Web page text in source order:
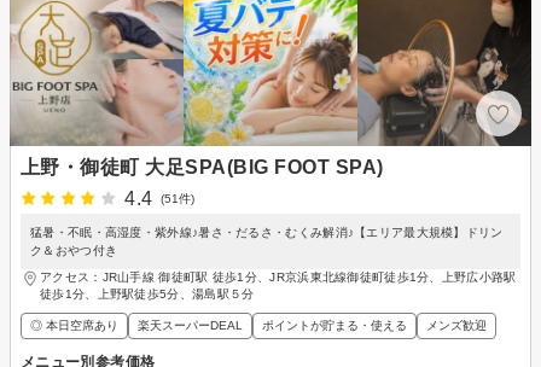
上野・御徒町 大足SPA(BIG FOOT SPA)
4.4
(51件)
猛暑・不眠・高湿度・紫外線♪暑さ・だるさ・むくみ解消♪【エリア最大規模】ドリン
ク＆おやつ付き
アクセス：JR山手線 御徒町駅 徒歩1分、JR京浜東北線御徒町徒歩1分、上野広小路駅
徒歩1分、上野駅徒歩5分、湯島駅５分
◎ 本日空席あり 楽天スーパーDEAL ポイントが貯まる・使える メンズ歓迎
メニュー別参考価格